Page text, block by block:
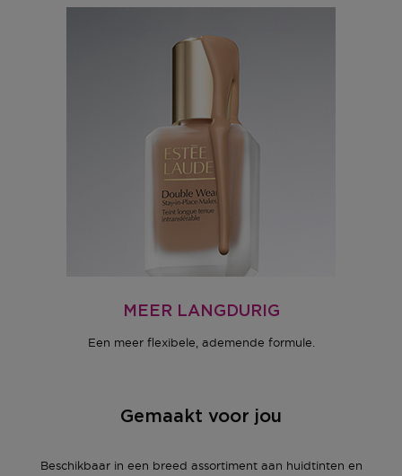
MEER LANGDURIG
Een meer flexibele, ademende formule.
Gemaakt voor jou
Beschikbaar in een breed assortiment aan huidtinten en